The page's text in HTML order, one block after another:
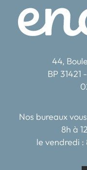
44,
BP 31421
Nos bureaux
8h à
le vendredi :